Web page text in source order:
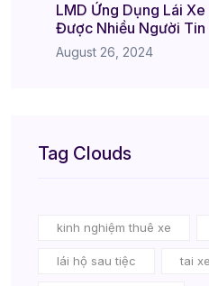
LMD Ứng Dụng Lái
Được Nhiều Người Tin
August 26, 2024
Tag Clouds
kinh nghiệm thuê xe
lái hộ sau tiệc tai